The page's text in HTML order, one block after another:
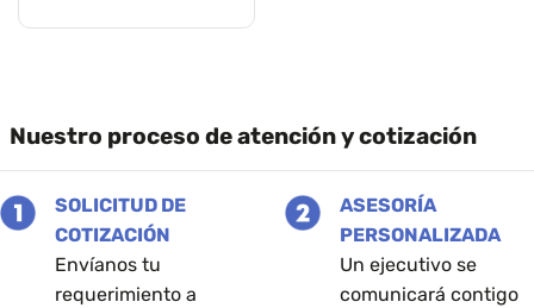
Nuestro proceso de atención y cotización
SOLICITUD DE
COTIZACIÓN
Envíanos tu
requerimiento a
ASESORÍA
PERSONALIZADA
Un ejecutivo se
comunicará contigo